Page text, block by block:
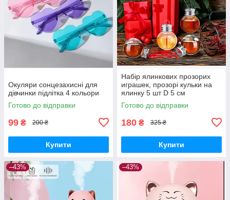
Окуляри сонцезахисні для
дівчинки підлітка 4 кольори
Готово до відправки
99 ₴ 200 ₴
Купити
Набір ялинкових прозорих
играшек, прозорі кульки на
ялинку 5 шт D 5 см
Готово до відправки
180 ₴ 325 ₴
Купити
–43% –43%